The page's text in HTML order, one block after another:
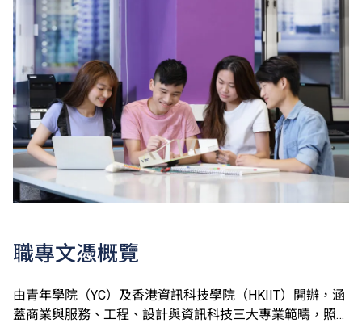
職專文憑概覽
由青年學院（YC）及香港資訊科技學院（HKIIT）開辦，涵
蓋商業與服務、工程、設計與資訊科技三大專業範疇，照顧